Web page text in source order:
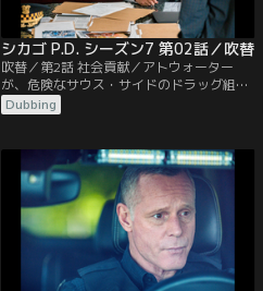
シカゴ P.D. シーズン7 第02話／吹替
吹替／第2話 社会貢献／アトウォーター
が、危険なサウス・サイドのドラッグ組織
の潜入捜査を行い、組織のボスの意外な一
面を知ることになる。ハルステッドは、ア
手くいかない。ボイトは、ルゼックの件で
寛大な判断を下すよう懇願する。
Dubbing